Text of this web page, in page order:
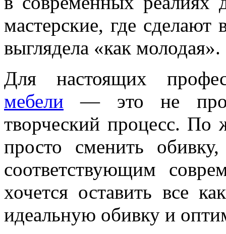
мастерские, где
выглядела «как молодая».
Для настоящих
мебели — это не
творческий процесс. По
просто сменить
соответствующим
хочется оставить все
идеальную обивку и